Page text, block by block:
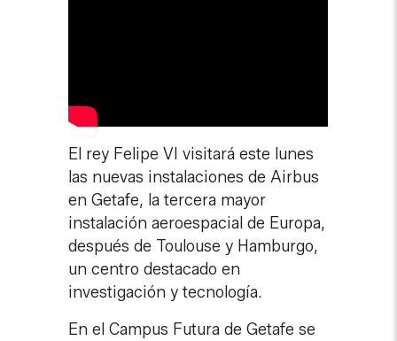
El rey Felipe VI visitará este lunes
las nuevas instalaciones de Airbus
en Getafe, la tercera mayor
instalación aeroespacial de Europa,
después de Toulouse y Hamburgo,
un centro destacado en
investigación y tecnología.
En el Campus Futura de Getafe se